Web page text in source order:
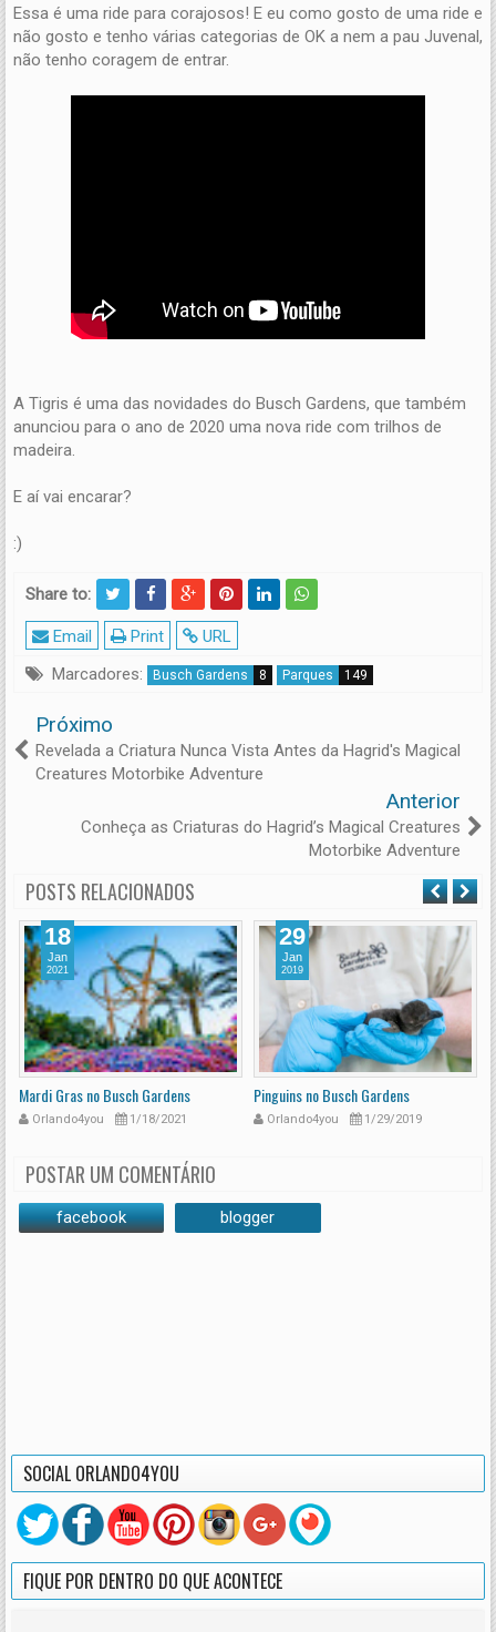
Essa é uma ride para corajosos! E eu como gosto de uma ride e
não gosto e tenho várias categorias de OK a nem a pau Juvenal,
não tenho coragem de entrar.
A Tigris é uma das novidades do Busch Gardens, que também
anunciou para o ano de 2020 uma nova ride com trilhos de
madeira.
E aí vai encarar?
:)
Share to:
URL
Print
Email
Marcadores:
Busch Gardens 8 Parques 149
Próximo
Revelada a Criatura Nunca Vista Antes da Hagrid's Magical
Creatures Motorbike Adventure
Anterior
Conheça as Criaturas do Hagrid’s Magical Creatures
Motorbike Adventure
POSTS RELACIONADOS
18
Jan
2021
Mardi Gras no Busch Gardens
Orlando4you 1/18/2021
29
Jan
2019
Pinguins no Busch Gardens
Orlando4you 1/29/2019
POSTAR UM COMENTÁRIO
facebook blogger
SOCIAL ORLANDO4YOU
FIQUE POR DENTRO DO QUE ACONTECE